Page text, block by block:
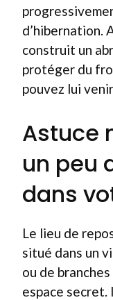
d’hibernation.
construit un
protéger du
pouvez lui
Astuce
un peu
dans
Le lieu de
situé dans un
ou de
espace secret.